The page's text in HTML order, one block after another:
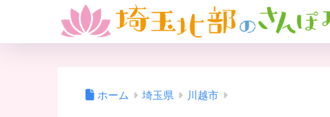
ホーム 埼玉県 川越市